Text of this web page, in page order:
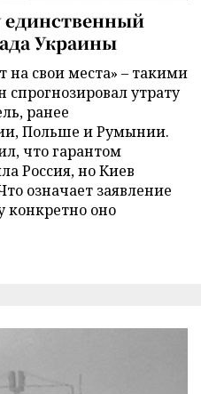
единственный
Украины
на свои места» – такими
утрату
ранее
Польше и Румынии.
что гарантом
Россия, но Киев
означает заявление
конкретно оно